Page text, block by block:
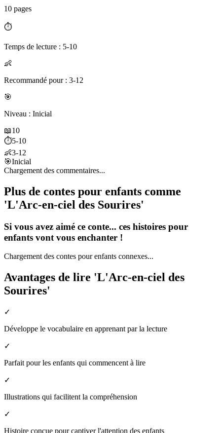
10 pages
⏱️
Temps de lecture : 5-10
👶
Recommandé pour : 3-12
🎯
Niveau : Inicial
📖10
⏱️5-10
👶3-12
🎯Inicial
Chargement des commentaires...
Plus de contes pour enfants comme
'L'Arc-en-ciel des Sourires'
Si vous avez aimé ce conte... ces histoires pour
enfants vont vous enchanter !
Chargement des contes pour enfants connexes...
Avantages de lire 'L'Arc-en-ciel des
Sourires'
✓
Développe le vocabulaire en apprenant par la lecture
✓
Parfait pour les enfants qui commencent à lire
✓
Illustrations qui facilitent la compréhension
✓
Histoire conçue pour captiver l'attention des enfants